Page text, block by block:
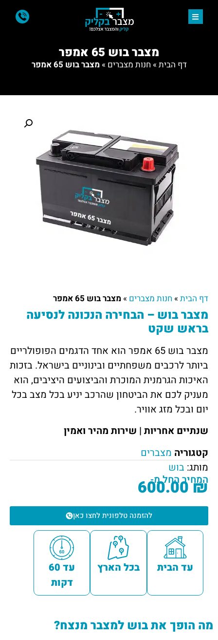
מצבר בוש 65 אמפר
דף הבית » חנות מצברים »מצבר בוש 65 אמפר
דף הבית » חנות מצברים » מצבר בוש 65 אמפר
מצבר בוש – הבחירה הנכונה לנסיעה
בראש שקט
מצבר בוש 65 אמפר הוא אחד הדגמים הפופולריים
ביותר לרכבים משפחתיים ובינוניים בישראל. בזכות
האיכות הגרמנית המוכרת והביצועים היציבים, הוא
מעניק לכם את הביטחון שהרכב יניע בכל מצב בכל
יום ובכל מזג אוויר.
שנתיים אחריות | שירות מהיר ואמין
קטגוריה מצברים
מותג: בוש
המחיר החל מ-
600.00₪
להזמנה טלפונית לחצו כאן
עד הבית בכל הארץ
עד 60
דקות
מה הופך את בוש למצבר מנצח?